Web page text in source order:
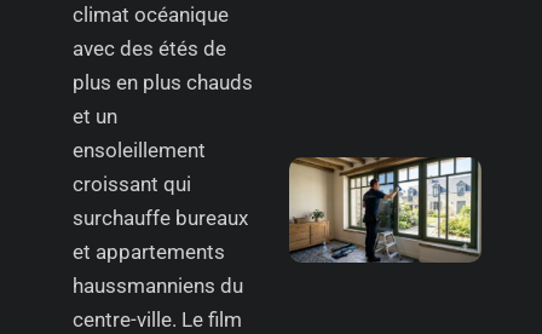
climat océanique
avec des étés de
plus en plus chauds
et un
ensoleillement
croissant qui
surchauffe bureaux
et appartements
haussmanniens du
centre-ville. Le film